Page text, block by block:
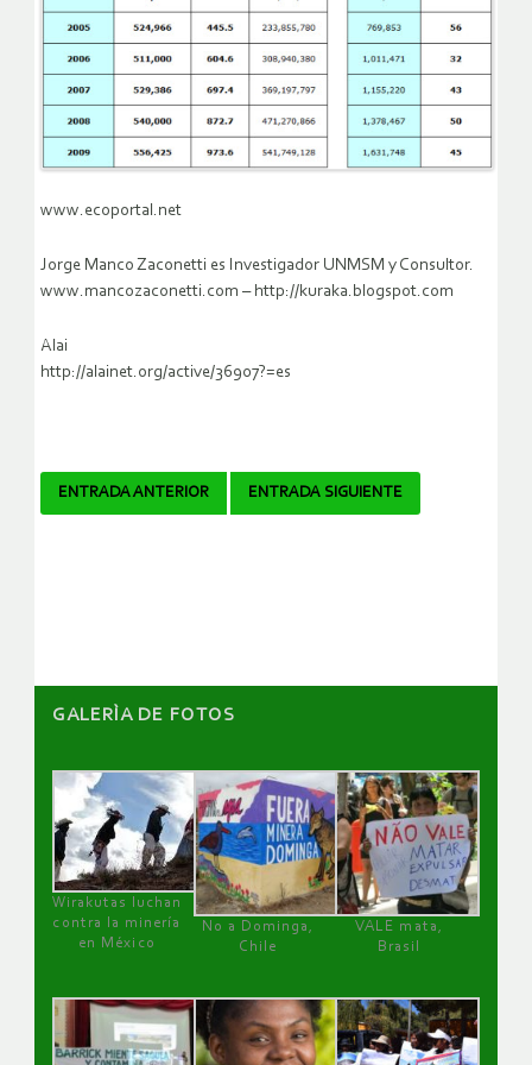
www.ecoportal.net
Jorge Manco Zaconetti es Investigador UNMSM y Consultor.
www.mancozaconetti.com – http://kuraka.blogspot.com
Alai
http://alainet.org/active/36907?=es
Navegador
ENTRADA ANTERIOR ENTRADA SIGUIENTE
GALERÌA DE FOTOS
Wirakutas luchan
contra la minería
en México
No a Dominga,
Chile
VALE mata,
Brasil